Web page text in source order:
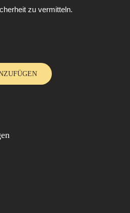
zu vermitteln.